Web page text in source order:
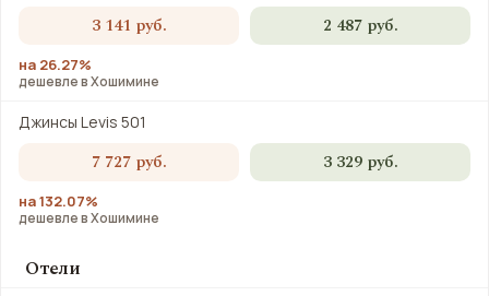
3 141 руб. 2 487 руб.
на 26.27%
дешевле в Хошимине
Джинсы Levis 501
7 727 руб. 3 329 руб.
на 132.07%
дешевле в Хошимине
Отели